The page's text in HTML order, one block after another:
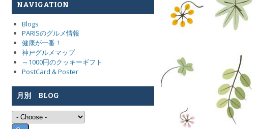
NAVIGATION
Blogs
PARISのグルメ情報
健康が一番！
神戸グルメマップ
～1000円のクッキーギフト
PostCard & Poster
月別 BLOG